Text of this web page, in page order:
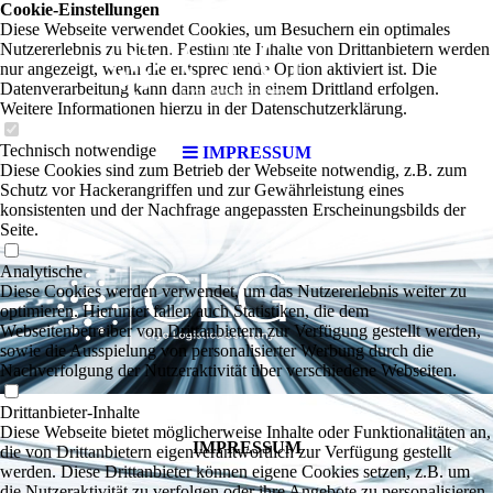
IMPRESSUM
CLG
Germany
IMPRESSUM
Cookie-Einstellungen
Diese Webseite verwendet Cookies, um Besuchern ein optimales
Nutzererlebnis zu bieten. Bestimmte Inhalte von Drittanbietern werden
nur angezeigt, wenn die entsprechende Option aktiviert ist. Die
Datenverarbeitung kann dann auch in einem Drittland erfolgen.
Weitere Informationen hierzu in der Datenschutzerklärung.
Technisch notwendige
Diese Cookies sind zum Betrieb der Webseite notwendig, z.B. zum
Schutz vor Hackerangriffen und zur Gewährleistung eines
konsistenten und der Nachfrage angepassten Erscheinungsbilds der
Seite.
Analytische
Diese Cookies werden verwendet, um das Nutzererlebnis weiter zu
optimieren. Hierunter fallen auch Statistiken, die dem
Webseitenbetreiber von Drittanbietern zur Verfügung gestellt werden,
sowie die Ausspielung von personalisierter Werbung durch die
Nachverfolgung der Nutzeraktivität über verschiedene Webseiten.
Drittanbieter-Inhalte
Diese Webseite bietet möglicherweise Inhalte oder Funktionalitäten an,
die von Drittanbietern eigenverantwortlich zur Verfügung gestellt
werden. Diese Drittanbieter können eigene Cookies setzen, z.B. um